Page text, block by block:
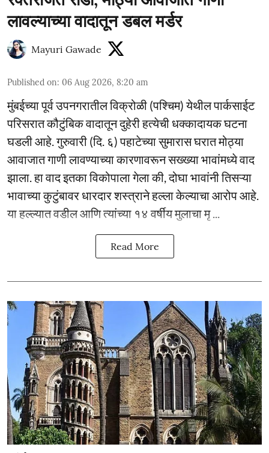
लावल्याच्या वादातून डबल मर्डर
Mayuri Gawade
Published on: 06 Aug 2026, 8:20 am
मुंबईच्या पूर्व उपनगरातील विक्रोळी (पश्चिम) येथील पार्कसाईट
परिसरात कौटुंबिक वादातून दुहेरी हत्येची धक्कादायक घटना
घडली आहे. गुरुवारी (दि. ६) पहाटेच्या सुमारास घरात मोठ्या
आवाजात गाणी लावण्याच्या कारणावरून सख्ख्या भावांमध्ये वाद
झाला. हा वाद इतका विकोपाला गेला की, दोघा भावांनी तिसऱ्या
भावाच्या कुटुंबावर धारदार शस्त्राने हल्ला केल्याचा आरोप आहे.
या हल्ल्यात वडील आणि त्यांच्या १४ वर्षीय मुलाचा मृ ...
Read More